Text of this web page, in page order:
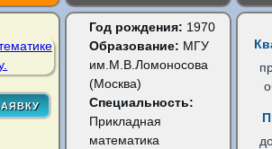
Год рождения: 1970
Образование: МГУ
им.М.В.Ломоносова
(Москва)
Специальность:
Прикладная
математика